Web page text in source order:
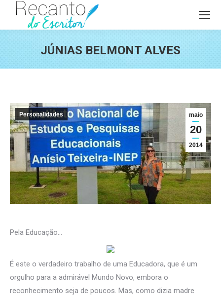
JÚNIAS BELMONT ALVES
maio
20
2014
Personalidades
Pela Educação…
É este o verdadeiro trabalho de uma Educadora, que é um
orgulho para a admirável Mundo Novo, embora o
reconhecimento seja de poucos. Mas, como dizia madre